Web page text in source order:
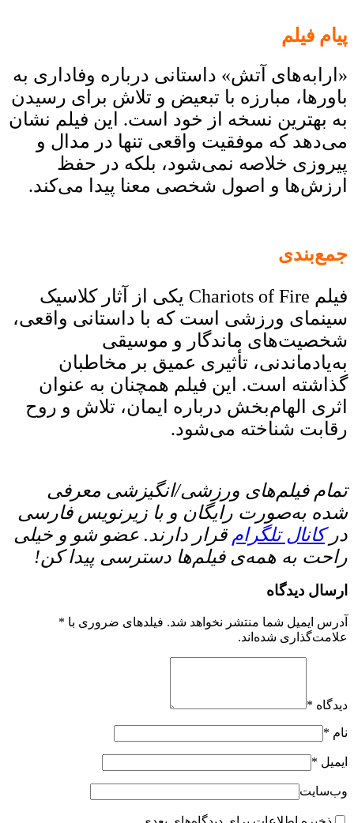
پیام فیلم
«ارابه‌های آتش» داستانی درباره وفاداری به
باورها، مبارزه با تبعیض و تلاش برای رسیدن
به بهترین نسخه از خود است. این فیلم نشان
می‌دهد که موفقیت واقعی تنها در مدال و
پیروزی خلاصه نمی‌شود، بلکه در حفظ
ارزش‌ها و اصول شخصی معنا پیدا می‌کند.
جمع‌بندی
فیلم Chariots of Fire یکی از آثار کلاسیک
سینمای ورزشی است که با داستانی واقعی،
شخصیت‌های ماندگار و موسیقی
به‌یادماندنی، تأثیری عمیق بر مخاطبان
گذاشته است. این فیلم همچنان به عنوان
اثری الهام‌بخش درباره ایمان، تلاش و روح
رقابت شناخته می‌شود.
تمام فیلم‌های ورزشی/انگیزشی معرفی
شده به‌صورت رایگان و با زیرنویس فارسی
درکانال تلگرام قرار دارند. عضو شو و خیلی
راحت به همه‌ی فیلم‌ها دسترسی پیدا کن!
ارسال دیدگاه
آدرس ایمیل شما منتشر نخواهد شد. فیلدهای ضروری با *
علامت‌گذاری شده‌اند.
دیدگاه *
نام *
ایمیل *
وب‌سایت